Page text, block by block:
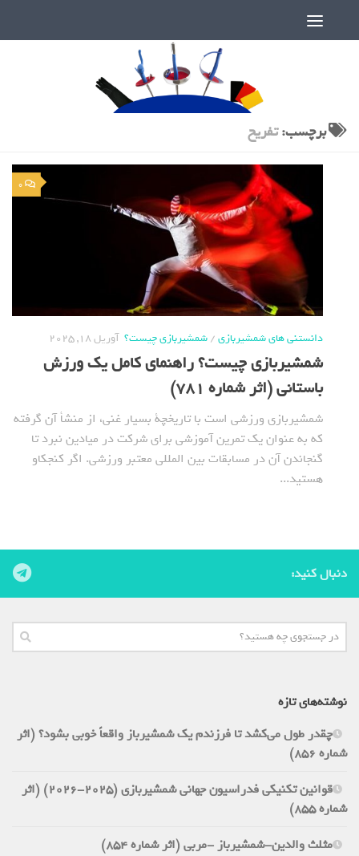
برچسب:تفریح
0
دانستنی های شمشیربازی/شمشیربازی چیست؟ آوریل 18, 2025
شمشیربازی چیست؟ راهنمای کامل یک ورزش
باستانی (اثر شماره 781)
شمشیربازی ورزشی است با تاریخچة بسیار غنی، از منشأ آن گرفته
که به عنوان یک تمرین آموزشی برای شرکت در میادین نبرد تا
گنجاندن آن در مسابقات بین المللی معتبر ورزشی. اگر کنجکاو
هستید...
دنبال کنید:
نوشته‌های تازه
چقدر طول می‌کشد تا فرزندم یک شمشیرباز واقعاً خوبی بشود؟ (اثر
شماره 856)
قوانین تکنیکی فدراسیون جهانی شمشیربازی (2025-2026) (اثر
شماره 855)
مثلث والدین-شمشیرباز -مربی (اثر شماره 854)